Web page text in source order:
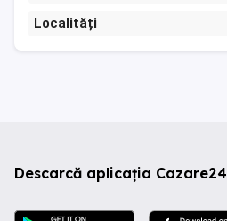
Localități
Descarcă aplicația Cazare24